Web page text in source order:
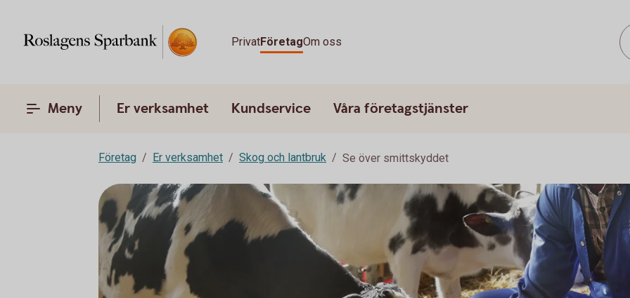
PrivatFöretagOm oss
Meny Er verksamhet Kundservice Våra företagstjänster
Företag Er verksamhet Skog och lantbruk Se över smittskyddet